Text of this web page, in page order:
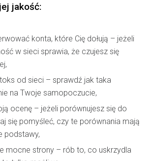
jakość:
konta, które Cię dołują – jeżeli
w sieci sprawia, że czujesz się
od sieci – sprawdź jak taka
na Twoje samopoczucie,
ocenę – jeżeli porównujesz się do
się pomyśleć, czy te porównania mają
podstawy,
mocne strony – rób to, co uskrzydla